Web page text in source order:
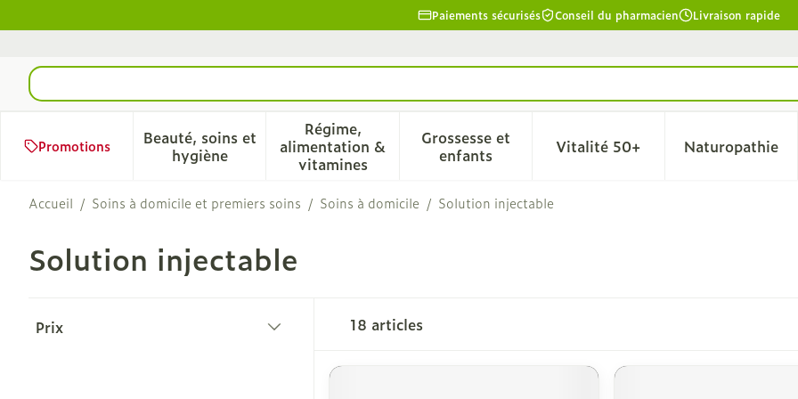
Paiements sécurisés Conseil du pharmacien Livraison rapide
Rechercher
Promotions
Beauté, soins et
hygièneAfficher le sous-menu pour la catégorie Beauté, soins et hygiène
Régime,
alimentation &
vitaminesAfficher le sous-menu pour la catégorie Régime, alimentation &
Grossesse et
enfantsAfficher le sous-menu pour la catégorie
Vitalité 50+Afficher le sous-menu pour
Naturopathie
Afficher
Accueil / Soins à domicile et premiers soins / Soins à domicile / Solution injectable
Solution injectable
Prix
18 articles